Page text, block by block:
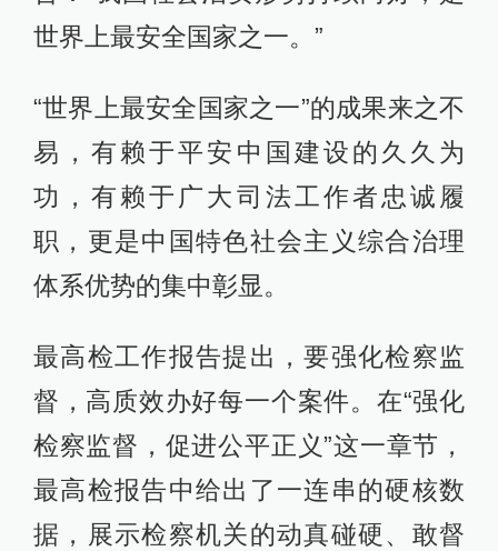
世界上最安全国家之一。”
“世界上最安全国家之一”的成果来之不
易，有赖于平安中国建设的久久为
功，有赖于广大司法工作者忠诚履
职，更是中国特色社会主义综合治理
体系优势的集中彰显。
最高检工作报告提出，要强化检察监
督，高质效办好每一个案件。在“强化
检察监督，促进公平正义”这一章节，
最高检报告中给出了一连串的硬核数
据，展示检察机关的动真碰硬、敢督